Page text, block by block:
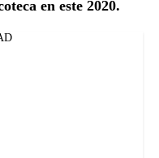
en este 2020.